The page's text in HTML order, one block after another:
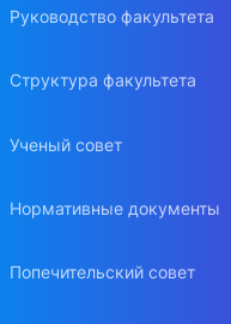
Руководство факультета
Структура факультета
Ученый совет
Нормативные документы
Попечительский совет